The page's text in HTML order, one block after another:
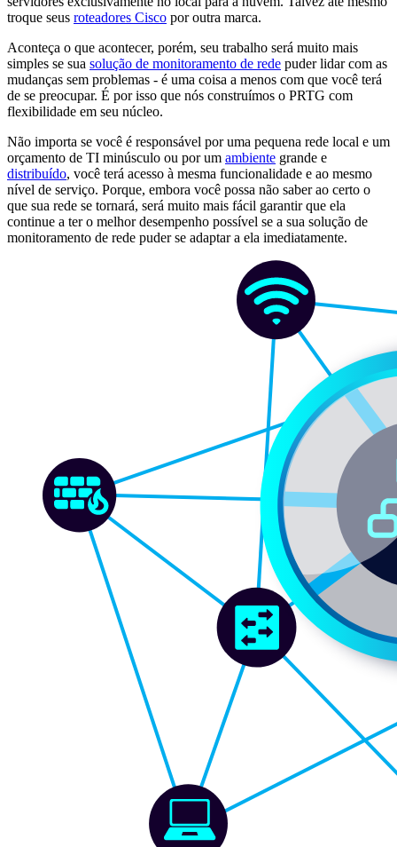
troque seus roteadores Cisco por outra marca.
Aconteça o que acontecer, porém, seu trabalho será muito mais
simples se sua solução de monitoramento de rede puder lidar com as
mudanças sem problemas - é uma coisa a menos com que você terá
de se preocupar. É por isso que nós construímos o PRTG com
flexibilidade em seu núcleo.
Não importa se você é responsável por uma pequena rede local e um
orçamento de TI minúsculo ou por um ambiente grande e
distribuído, você terá acesso à mesma funcionalidade e ao mesmo
nível de serviço. Porque, embora você possa não saber ao certo o
que sua rede se tornará, será muito mais fácil garantir que ela
continue a ter o melhor desempenho possível se a sua solução de
monitoramento de rede puder se adaptar a ela imediatamente.